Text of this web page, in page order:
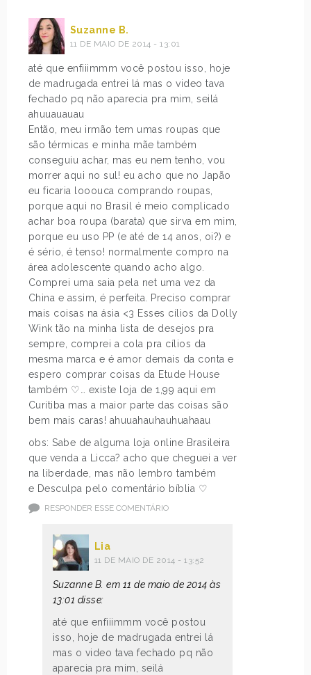
Suzanne B.
11 DE MAIO DE 2014 - 13:01
até que enfiiimmm você postou isso, hoje
de madrugada entrei lá mas o video tava
fechado pq não aparecia pra mim, seilá
ahuuauauau
Então, meu irmão tem umas roupas que
são térmicas e minha mãe também
conseguiu achar, mas eu nem tenho, vou
morrer aqui no sul! eu acho que no Japão
eu ficaria looouca comprando roupas,
porque aqui no Brasil é meio complicado
achar boa roupa (barata) que sirva em mim,
porque eu uso PP (e até de 14 anos, oi?) e
é sério, é tenso! normalmente compro na
área adolescente quando acho algo.
Comprei uma saia pela net uma vez da
China e assim, é perfeita. Preciso comprar
mais coisas na ásia <3 Esses cílios da Dolly
Wink tão na minha lista de desejos pra
sempre, comprei a cola pra cílios da
mesma marca e é amor demais da conta e
espero comprar coisas da Etude House
também ♡… existe loja de 1,99 aqui em
Curitiba mas a maior parte das coisas são
bem mais caras! ahuuahauhauhuahaau
obs: Sabe de alguma loja online Brasileira
que venda a Licca? acho que cheguei a ver
na liberdade, mas não lembro também
e Desculpa pelo comentário bíblia ♡
RESPONDER ESSE COMENTÁRIO
Lia
11 DE MAIO DE 2014 - 13:52
Suzanne B. em 11 de maio de 2014 às
13:01 disse:
até que enfiiimmm você postou
isso, hoje de madrugada entrei lá
mas o video tava fechado pq não
aparecia pra mim, seilá